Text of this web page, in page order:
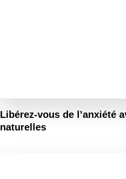
Libérez-vous de l’anxiété
naturelles